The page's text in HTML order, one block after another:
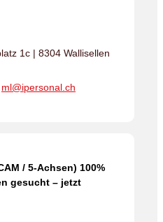
1c | 8304 Wallisellen
ml@ipersonal.ch
/ 5-Achsen) 100%
gesucht – jetzt